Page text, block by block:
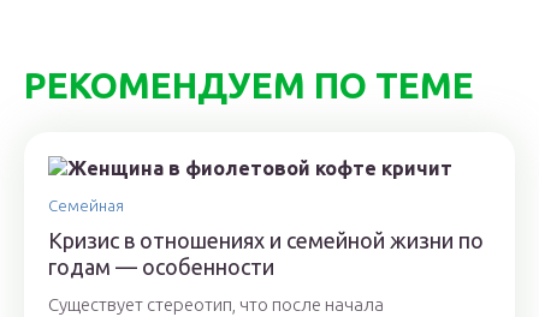
РЕКОМЕНДУЕМ ПО ТЕМЕ
Семейная
Кризис в отношениях и семейной жизни по
годам — особенности
Существует стереотип, что после начала